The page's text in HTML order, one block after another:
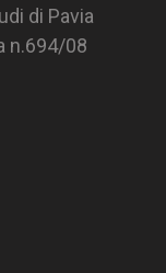
di Pavia
n.694/08